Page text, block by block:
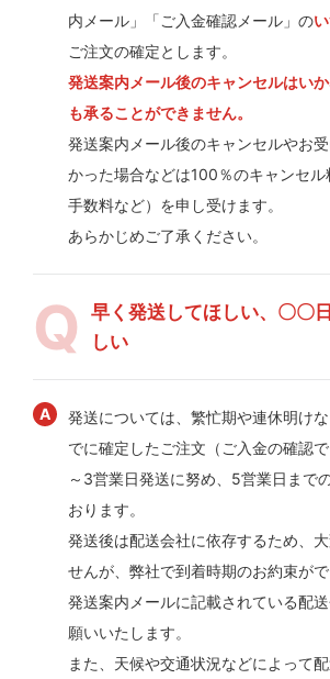
内メール」「ご入金確認メール」の
ご注文の確定とします。
発送案内メール後のキャンセルはい
も承ることができません。
発送案内メール後のキャンセルやお
かった場合などは100％のキャンセル
手数料など）を申し受けます。
あらかじめご了承ください。
早く発送してほしい、〇〇
しい
発送については、繁忙期や連休明け
でに確定したご注文（ご入金の確認
～3営業日発送に努め、5営業日まで
おります。
発送後は配送会社に依存するため、
せんが、弊社で到着時期のお約束がで
発送案内メールに記載されている配
願いいたします。
また、天候や交通状況などによって